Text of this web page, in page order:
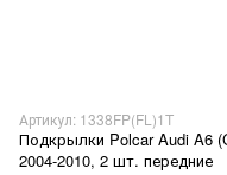
Артикул: 1338FP(FL)1T
Подкрылки Polcar Audi A6
2004-2010, 2 шт. передние